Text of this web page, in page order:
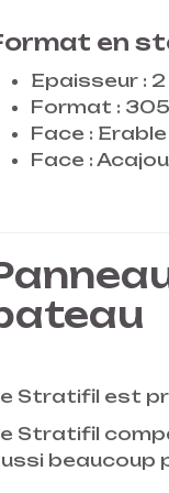
en
Epaisseur : 2
Format :
Face :
Face :
Stratifil est
Stratifil
beaucoup